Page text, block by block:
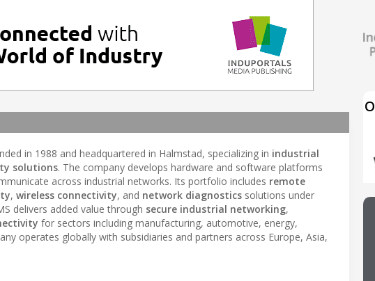
in 1988 and headquartered in Halmstad, specializing in industrial
solutions. The company develops hardware and software platforms
across industrial networks. Its portfolio includes remote
, wireless connectivity, and network diagnostics solutions under
delivers added value through secure industrial networking,
for sectors including manufacturing, automotive, energy,
operates globally with subsidiaries and partners across Europe, Asia,